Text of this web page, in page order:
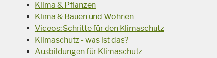
Klima & Pflanzen
Klima & Bauen und Wohnen
Videos: Schritte für den Klimaschutz
Klimaschutz - was ist das?
Ausbildungen für Klimaschutz